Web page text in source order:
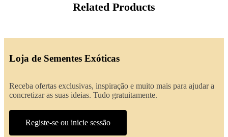
Related Products
Loja de Sementes Exóticas
Receba ofertas exclusivas, inspiração e muito mais para ajudar a
concretizar as suas ideias. Tudo gratuitamente.
Registe-se ou inicie sessão